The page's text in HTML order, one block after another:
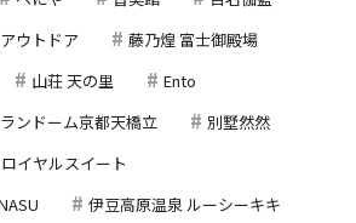
アウトドア
藤乃煌 富士御殿場
山荘 天の里
Ento
ンドーム京都天橋立
別墅然然
イヤルスイート
伊豆高原温泉 ルーシーキキ